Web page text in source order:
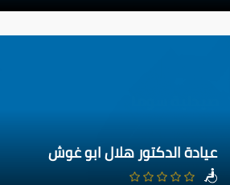
عيادة الدكتور هلال ابو غوش